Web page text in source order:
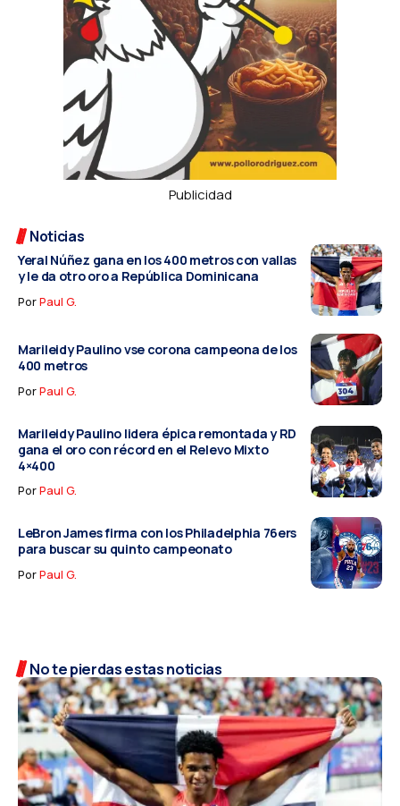
Publicidad
Noticias
Yeral Núñez gana en los 400 metros con vallas
y le da otro oro a República Dominicana
PorPaul G.
Marileidy Paulino vse corona campeona de los
400 metros
PorPaul G.
Marileidy Paulino lidera épica remontada y RD
gana el oro con récord en el Relevo Mixto
4×400
PorPaul G.
LeBron James firma con los Philadelphia 76ers
para buscar su quinto campeonato
PorPaul G.
No te pierdas estas noticias